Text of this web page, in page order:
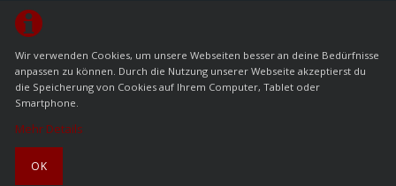
Wir verwenden Cookies, um unsere Webseiten besser an deine Bedürfnisse
anpassen zu können. Durch die Nutzung unserer Webseite akzeptierst du
die Speicherung von Cookies auf Ihrem Computer, Tablet oder
Smartphone.
Mehr Details
OK